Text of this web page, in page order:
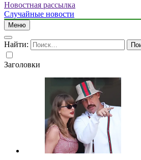
Новостная рассылка
Случайные новости
Меню
Найти:
Заголовки